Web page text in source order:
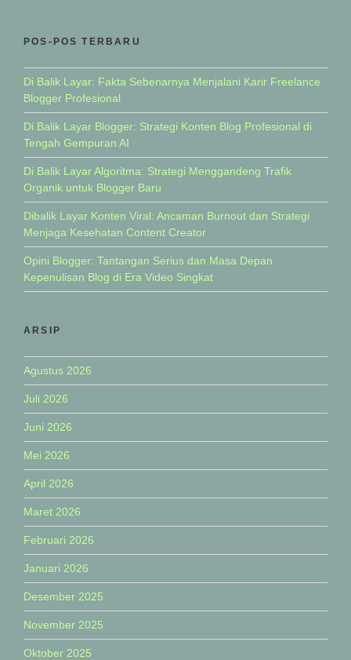
POS-POS TERBARU
Di Balik Layar: Fakta Sebenarnya Menjalani Karir Freelance
Blogger Profesional
Di Balik Layar Blogger: Strategi Konten Blog Profesional di
Tengah Gempuran AI
Di Balik Layar Algoritma: Strategi Menggandeng Trafik
Organik untuk Blogger Baru
Dibalik Layar Konten Viral: Ancaman Burnout dan Strategi
Menjaga Kesehatan Content Creator
Opini Blogger: Tantangan Serius dan Masa Depan
Kepenulisan Blog di Era Video Singkat
ARSIP
Agustus 2026
Juli 2026
Juni 2026
Mei 2026
April 2026
Maret 2026
Februari 2026
Januari 2026
Desember 2025
November 2025
Oktober 2025